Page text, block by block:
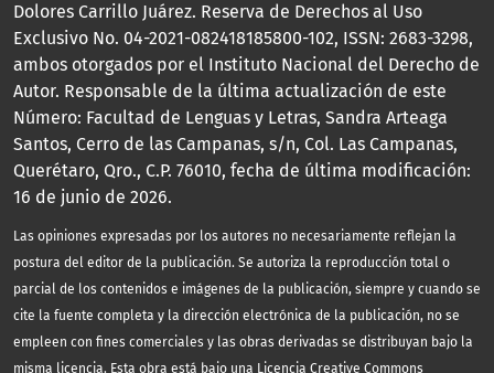
Dolores Carrillo Juárez. Reserva de Derechos al Uso
Exclusivo No. 04-2021-082418185800-102, ISSN: 2683-3298,
ambos otorgados por el Instituto Nacional del Derecho de
Autor. Responsable de la última actualización de este
Número: Facultad de Lenguas y Letras, Sandra Arteaga
Santos, Cerro de las Campanas, s/n, Col. Las Campanas,
Querétaro, Qro., C.P. 76010, fecha de última modificación:
16 de junio de 2026.
Las opiniones expresadas por los autores no necesariamente reflejan la
postura del editor de la publicación. Se autoriza la reproducción total o
parcial de los contenidos e imágenes de la publicación, siempre y cuando se
cite la fuente completa y la dirección electrónica de la publicación, no se
empleen con fines comerciales y las obras derivadas se distribuyan bajo la
misma licencia. Esta obra está bajo una Licencia Creative Commons